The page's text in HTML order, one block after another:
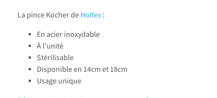
La pince Kocher deHoltex:
En acier inoxydable
À l’unité
Stérilisable
Disponible en 14cm et 18cm
Usage unique